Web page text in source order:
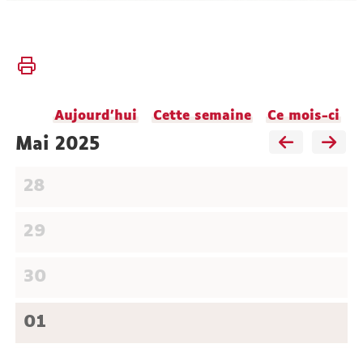
Vous
Accueil
de la
Aujourd'hui Cette semaine Ce mois-ci
mai 2025
28
29
30
01